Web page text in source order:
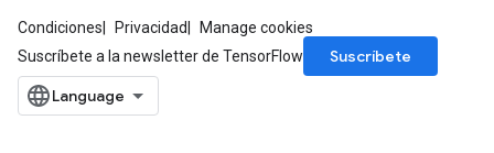
Condiciones Privacidad
Manage cookies
Suscríbete a la newsletter de TensorFlow
Suscríbete